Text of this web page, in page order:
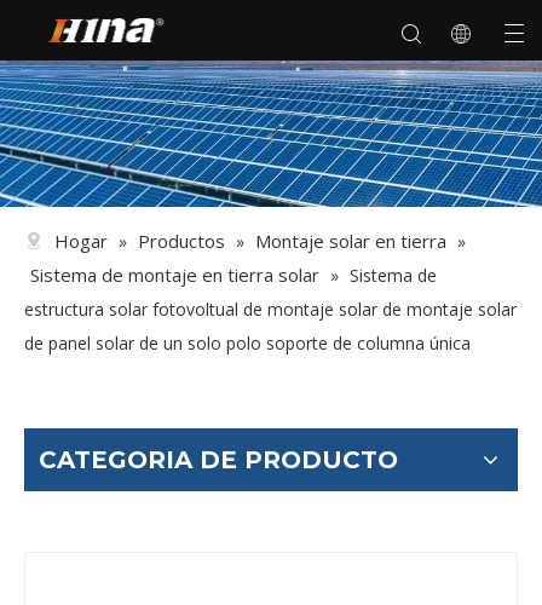
Hogar » Productos » Montaje solar en tierra »
Sistema de montaje en tierra solar » Sistema de
estructura solar fotovoltual de montaje solar de montaje solar
de panel solar de un solo polo soporte de columna única
CATEGORIA DE PRODUCTO